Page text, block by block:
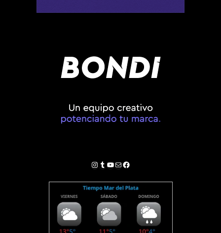
Instagram
Tumblr
YouTube
Correo electrónico
Facebook